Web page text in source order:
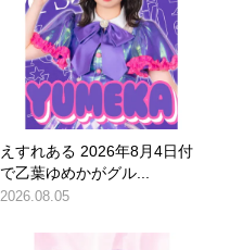
えすれある 2026年8月4日付
で乙葉ゆめかがグル...
2026.08.05